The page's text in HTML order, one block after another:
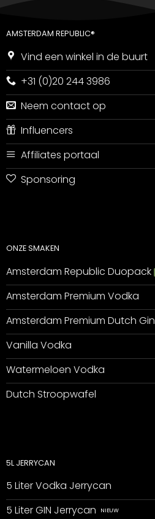
AMSTERDAM REPUBLIC®
Vind een winkel in de buurt
+31 (0)20 244 3986
Neem contact op
Influencers
Affiliates portaal
Sponsoring
ONZE SMAKEN
Amsterdam Republic Duopack
Amsterdam Premium Vodka
Amsterdam Premium Dutch Gin
Vanilla Vodka
Watermeloen Vodka
Dutch Stroopwafel
5L JERRYCAN
5 Liter Vodka Jerrycan
5 Liter GIN Jerrycan